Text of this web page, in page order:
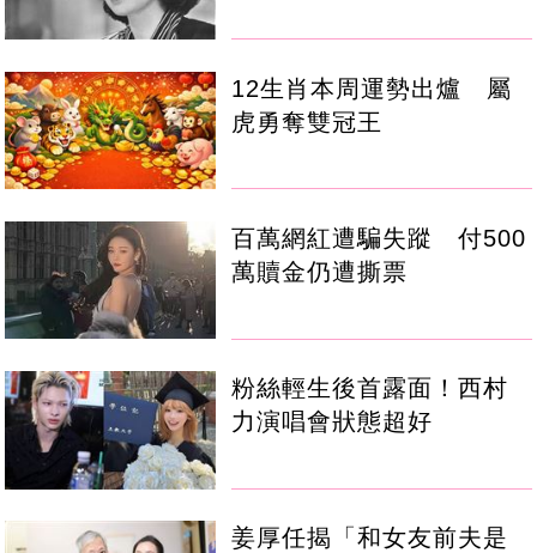
12生肖本周運勢出爐 屬
虎勇奪雙冠王
百萬網紅遭騙失蹤 付500
萬贖金仍遭撕票
粉絲輕生後首露面！西村
力演唱會狀態超好
姜厚任揭「和女友前夫是